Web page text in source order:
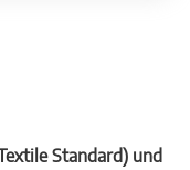
Standard) und